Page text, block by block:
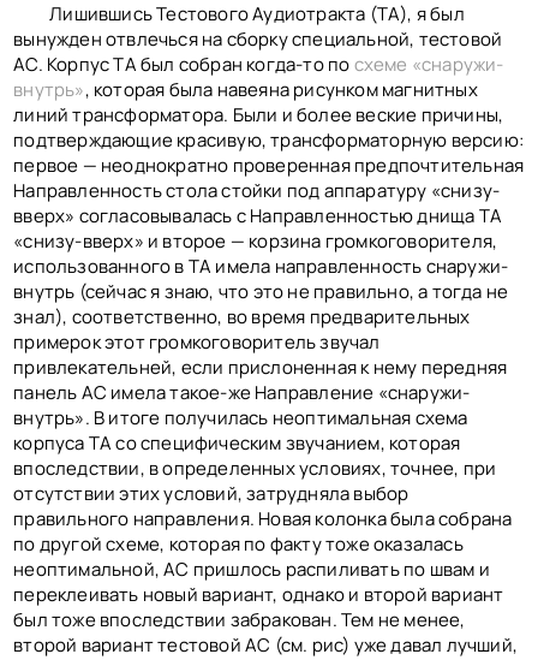
Лишившись Тестового Аудиотракта (ТА), я был
вынужден отвлечься на сборку специальной, тестовой
АС. Корпус ТА был собран когда-то посхеме «снаружи-
внутрь», которая была навеяна рисунком магнитных
линий трансформатора. Были и более веские причины,
подтверждающие красивую, трансформаторную версию:
первое — неоднократно проверенная предпочтительная
Направленность стола стойки под аппаратуру «снизу-
вверх» согласовывалась с Направленностью днища ТА
«снизу-вверх» и второе — корзина громкоговорителя,
использованного в ТА имела направленность снаружи-
внутрь (сейчас я знаю, что это не правильно, а тогда не
знал), соответственно, во время предварительных
примерок этот громкоговоритель звучал
привлекательней, если прислоненная к нему передняя
панель АС имела такое-же Направление «снаружи-
внутрь». В итоге получилась неоптимальная схема
корпуса ТА со специфическим звучанием, которая
впоследствии, в определенных условиях, точнее, при
отсутствии этих условий, затрудняла выбор
правильного направления. Новая колонка была собрана
по другой схеме, которая по факту тоже оказалась
неоптимальной, АС пришлось распиливать по швам и
переклеивать новый вариант, однако и второй вариант
был тоже впоследствии забракован. Тем не менее,
второй вариант тестовой АС (см. рис) уже давал лучший,